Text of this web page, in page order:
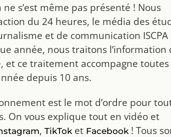
s’est même pas présenté ! Nous
du 24 heures, le média des
et de communication ISCPA
année, nous traitons l’information
et ce traitement accompagne toutes
depuis 10 ans.
est le mot d’ordre pour
On vous explique tout en vidéo et
, TikToket Facebook! Tous